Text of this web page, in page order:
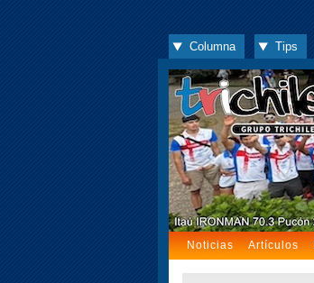
Columna Tips
Noticias Artículos